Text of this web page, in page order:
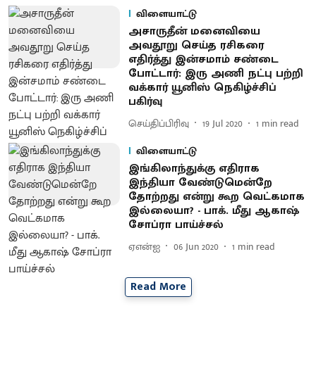
விளையாட்டு
அசாருதீன் மனைவியை
அவதூறு செய்த ரசிகரை
எதிர்த்து இன்சமாம் சண்டை
போட்டார்: இரு அணி நட்பு பற்றி
வக்கார் யூனிஸ் நெகிழ்ச்சிப்
பகிர்வு
செய்திப்பிரிவு 19 Jul 2020 1 min read
விளையாட்டு
இங்கிலாந்துக்கு எதிராக
இந்தியா வேண்டுமென்றே
தோற்றது என்று கூற வெட்கமாக
இல்லையா? - பாக். மீது ஆகாஷ்
சோப்ரா பாய்ச்சல்
ஏஎன்ஐ 06 Jun 2020 1 min read
Read More